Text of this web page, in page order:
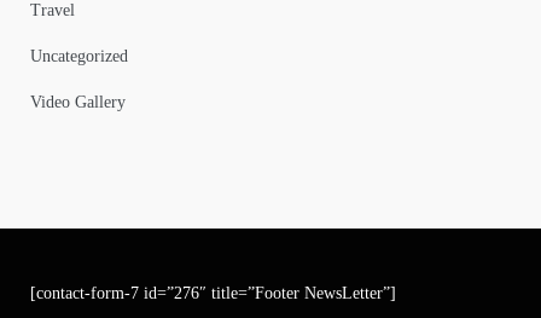
Travel
Uncategorized
Video Gallery
[contact-form-7 id=”276″ title=”Footer NewsLetter”]